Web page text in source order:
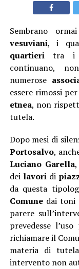
Sembrano
vesuviani, i
quartieritra i
continuano,
numerose
essere rimossi
etnea, non
tutela.
Dopo mesi di
Portosalvo,
Luciano Garella,
dei lavoridi
da questa
Comunedai toni
parere
prevedesse
richiamare il
materia di
intervento non